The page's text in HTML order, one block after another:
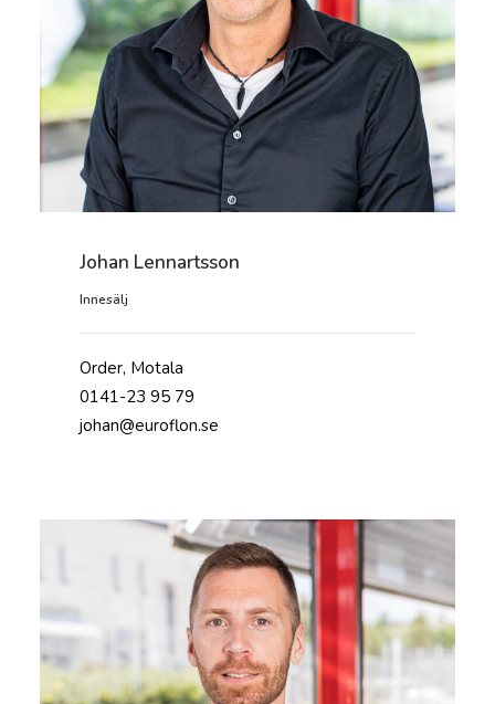
Johan Lennartsson
Innesälj
Order, Motala
0141-23 95 79
johan@euroflon.se